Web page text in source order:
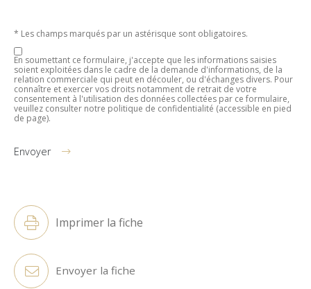
* Les champs marqués par un astérisque sont obligatoires.
En soumettant ce formulaire, j'accepte que les informations saisies
soient exploitées dans le cadre de la demande d'informations, de la
relation commerciale qui peut en découler, ou d'échanges divers. Pour
connaître et exercer vos droits notamment de retrait de votre
consentement à l'utilisation des données collectées par ce formulaire,
veuillez consulter notre politique de confidentialité (accessible en pied
de page).
Envoyer
Imprimer la fiche
Envoyer la fiche